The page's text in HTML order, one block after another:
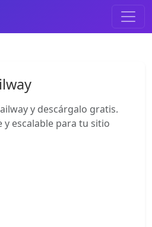
y descárgalo gratis.
escalable para tu sitio